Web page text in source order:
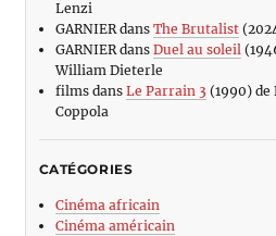
Lenzi
GARNIERdans The Brutalist
GARNIERdans Duel au soleil
William Dieterle
filmsdans Le Parrain 3 (1990) de
Coppola
CATÉGORIES
Cinéma africain
Cinéma américain